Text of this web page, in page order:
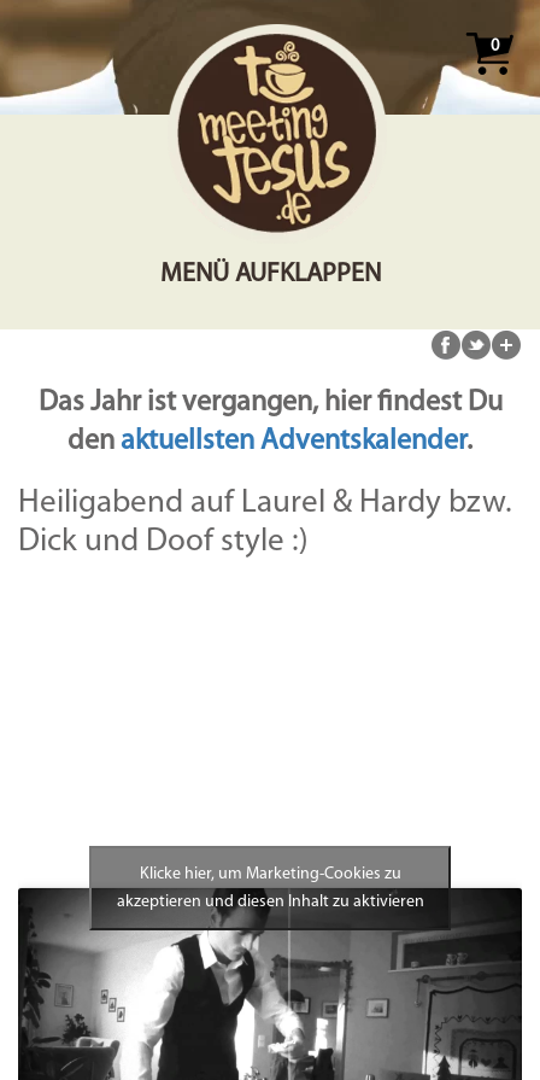
0
MENÜ AUFKLAPPEN
Das Jahr ist vergangen, hier findest Du
den aktuellsten Adventskalender.
Heiligabend auf Laurel & Hardy bzw.
Dick und Doof style :)
Klicke hier, um Marketing-Cookies zu
akzeptieren und diesen Inhalt zu aktivieren